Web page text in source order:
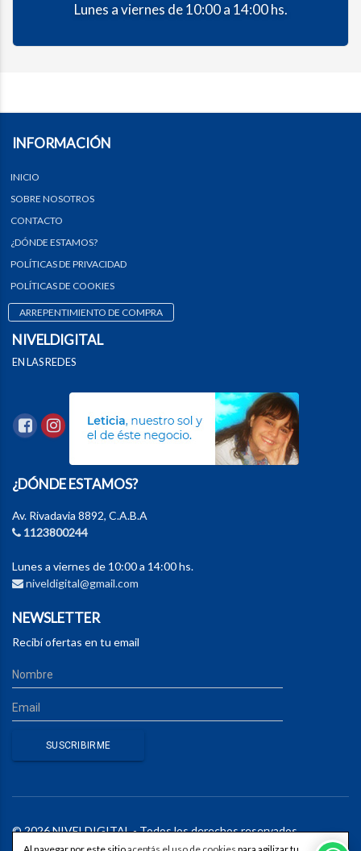
Lunes a viernes de 10:00 a 14:00 hs.
INFORMACIÓN
INICIO
SOBRE NOSOTROS
CONTACTO
¿DÓNDE ESTAMOS?
POLÍTICAS DE PRIVACIDAD
POLÍTICAS DE COOKIES
ARREPENTIMIENTO DE COMPRA
NIVELDIGITAL
EN LAS REDES
¿DÓNDE ESTAMOS?
Av. Rivadavia 8892, C.A.B.A
1123800244
Lunes a viernes de 10:00 a 14:00 hs.
niveldigital@gmail.com
NEWSLETTER
Recibí ofertas en tu email
© 2026 NIVELDIGITAL - Todos los derechos reservados.